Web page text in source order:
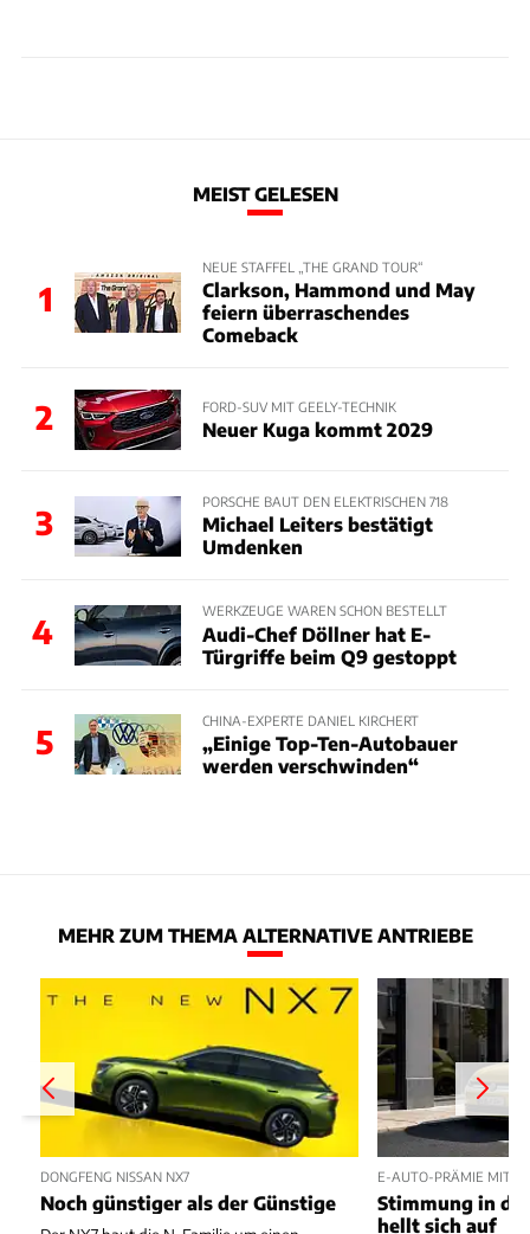
MEIST GELESEN
1
NEUE STAFFEL „THE GRAND TOUR“
Clarkson, Hammond und May
feiern überraschendes
Comeback
2 FORD-SUV MIT GEELY-TECHNIK
Neuer Kuga kommt 2029
3
PORSCHE BAUT DEN ELEKTRISCHEN 718
Michael Leiters bestätigt
Umdenken
4
WERKZEUGE WAREN SCHON BESTELLT
Audi-Chef Döllner hat E-
Türgriffe beim Q9 gestoppt
5
CHINA-EXPERTE DANIEL KIRCHERT
„Einige Top-Ten-Autobauer
werden verschwinden“
MEHR ZUM THEMA ALTERNATIVE ANTRIEBE
DONGFENG NISSAN NX7
Noch günstiger als der Günstige
E-AUTO-PRÄMIE MIT
Stimmung in
hellt sich auf